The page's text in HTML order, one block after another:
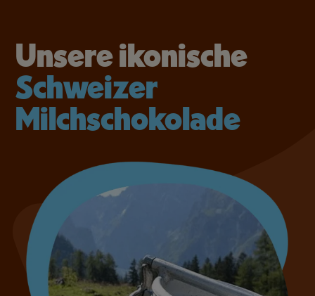
Unsere ikonische
Schweizer
Milchschokolade